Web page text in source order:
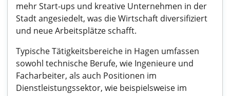
mehr Start-ups und kreative Unternehmen in der
Stadt angesiedelt, was die Wirtschaft diversifiziert
und neue Arbeitsplätze schafft.
Typische Tätigkeitsbereiche in Hagen umfassen
sowohl technische Berufe, wie Ingenieure und
Facharbeiter, als auch Positionen im
Dienstleistungssektor, wie beispielsweise im